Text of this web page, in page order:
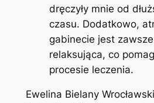
dręczyły mnie od
czasu. Dodatkowo,
gabinecie jest zawsze
relaksująca, co
procesie leczenia.
Ewelina Bielany